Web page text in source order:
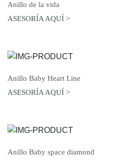
Anillo de la vida
ASESORÍA AQUÍ >
Anillo Baby Heart Line
ASESORÍA AQUÍ >
AGREGAR
Anillo Baby space diamond